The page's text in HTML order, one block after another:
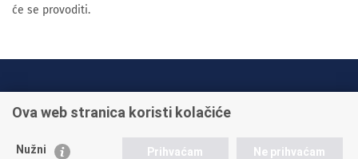
će se provoditi.
+385 1 45 95 011
Ova web stranica koristi kolačiće
Nužni Prihvaćam Ne prihvaćam